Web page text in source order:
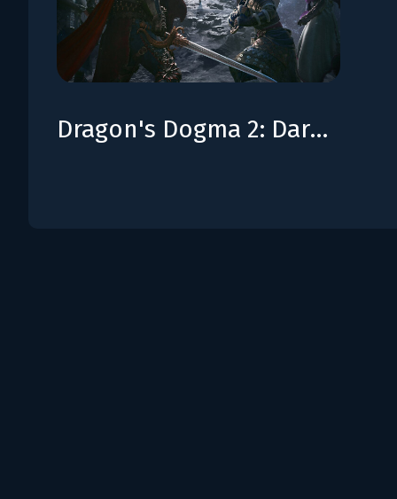
Dragon's Dogma 2: Dark Arisen Expansion